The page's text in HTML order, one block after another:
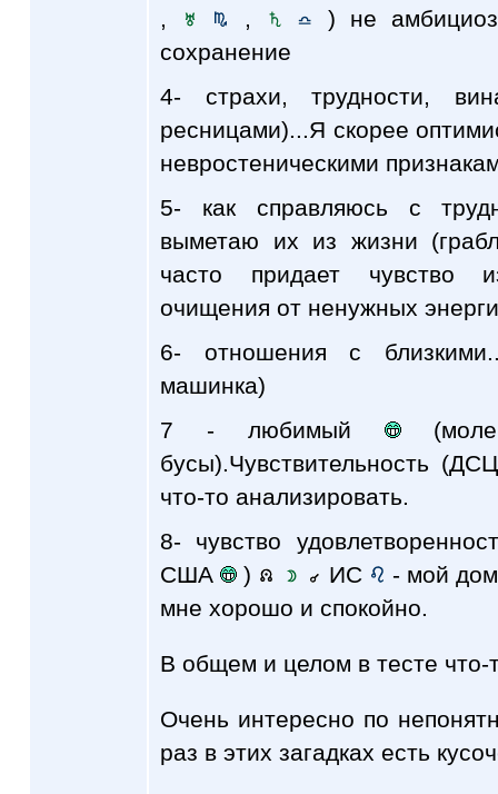
,
,
) не
сохранение
4- страхи, трудности,
ресницами)...Я скорее
невростеническими
5- как справляюсь с
выметаю их из жизни
часто придает чувство
очищения от ненужных
6- отношения с
машинка)
7 - любимый
бусы).Чувствительность
что-то анализировать.
8- чувство
США
) ИС
- мой
мне хорошо и спокойно.
В общем и целом в тесте что-
Очень интересно по
раз в этих загадках есть